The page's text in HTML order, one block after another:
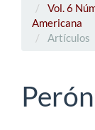
Vol. 6
Americana
Artículos